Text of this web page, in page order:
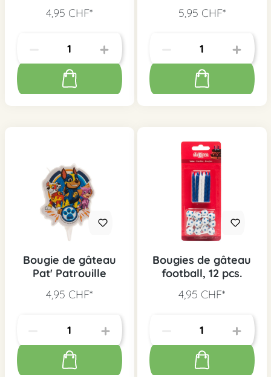
4,95 CHF*
5,95 CHF*
Bougie de gâteau
Pat' Patrouille
4,95 CHF*
Bougies de gâteau
football, 12 pcs.
4,95 CHF*